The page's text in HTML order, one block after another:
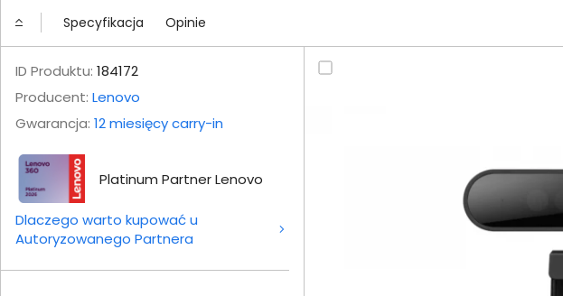
Specyfikacja Opinie
ID Produktu: 184172
Producent: Lenovo
Gwarancja: 12 miesięcy carry-in
Platinum Partner Lenovo
Dlaczego warto kupować u
Autoryzowanego Partnera